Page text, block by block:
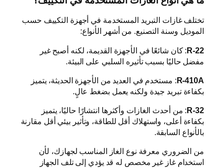
تختلف غازات التبريد المستخدمة في أجهزة التكييف حسب
الموديل وسنة التصنيع. من أشهر الأنواع:
R-22: كان شائعًا في الأجهزة القديمة، لكنه أصبح غير
مفضل حاليًا بسبب تأثيره السلبي على البيئة.
R-410A: مستخدم في العديد من الأجهزة الحديثة، يتميز
بكفاءة تبريد جيدة ولكنه يعمل بضغط عالٍ.
R-32: من أحدث الغازات وأكثرها انتشارًا حاليًا، يتميز
بكفاءة أعلى، واستهلاك أقل للطاقة، وتأثير بيئي أقل مقارنة
بالأنواع السابقة.
من الضروري معرفة نوع الغاز المناسب لجهازك، لأن
استخدام غاز غير مخصص له قد يؤدي إلى تلف الجهاز